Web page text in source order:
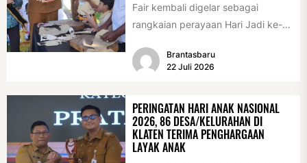
Fair kembali digelar sebagai
rangkaian perayaan Hari Jadi ke-
Acara ini digelar...
Brantasbaru
22 Juli 2026
PERINGATAN HARI ANAK NASIONAL
2026, 86 DESA/KELURAHAN DI
KLATEN TERIMA PENGHARGAAN
LAYAK ANAK